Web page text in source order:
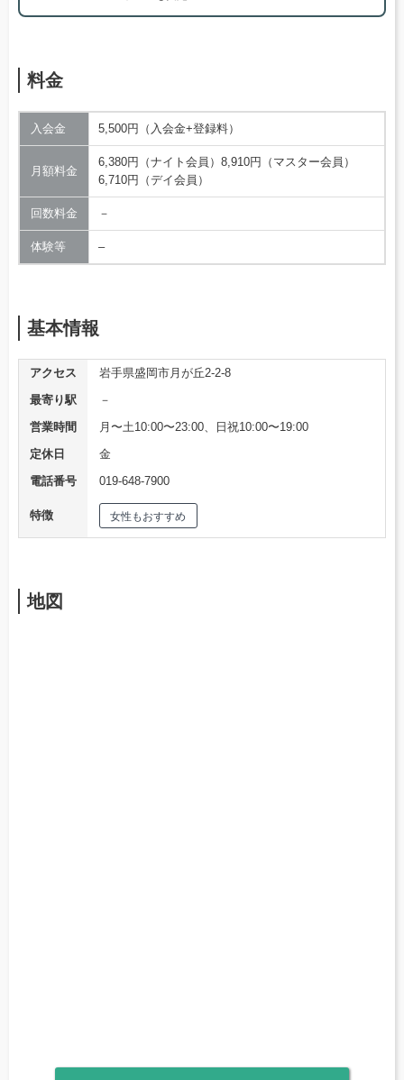
料金
入会金 5,500円（入会金+登録料）
月額料金
6,380円（ナイト会員）8,910円（マスター会員）
6,710円（デイ会員）
回数料金 －
体験等 –
基本情報
アクセス
岩手県盛岡市月が丘2-2-8
最寄り駅
－
営業時間
月〜土10:00〜23:00、日祝10:00〜19:00
定休日
金
電話番号
019-648-7900
特徴 女性もおすすめ
地図